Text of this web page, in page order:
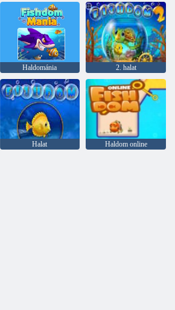
Haldománia 2. halat
Halat Haldom online